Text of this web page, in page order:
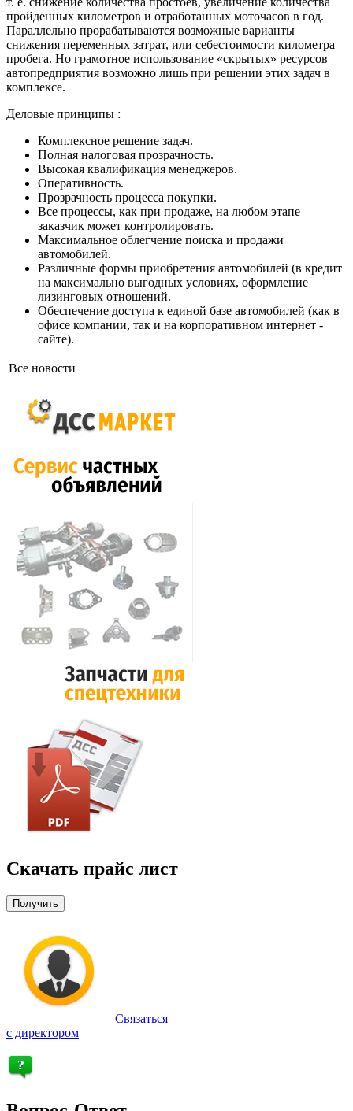
пройденных километров и отработанных моточасов в год.
Параллельно прорабатываются возможные варианты
снижения переменных затрат, или себестоимости километра
пробега. Но грамотное использование «скрытых» ресурсов
автопредприятия возможно лишь при решении этих задач в
комплексе.
Деловые принципы :
Комплексное решение задач.
Полная налоговая прозрачность.
Высокая квалификация менеджеров.
Оперативность.
Прозрачность процесса покупки.
Все процессы, как при продаже, на любом этапе
заказчик может контролировать.
Максимальное облегчение поиска и продажи
автомобилей.
Различные формы приобретения автомобилей (в кредит
на максимально выгодных условиях, оформление
лизинговых отношений.
Обеспечение доступа к единой базе автомобилей (как в
офисе компании, так и на корпоративном интернет -
сайте).
Все новости
Скачать прайс лист
Получить
Связаться
с директором